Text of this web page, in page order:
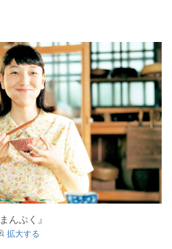
まんぷく』
拡大する